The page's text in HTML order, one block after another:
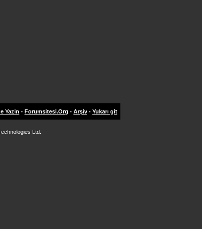
Yazin - Forumsitesi.Org - Arşiv - Yukarı git
Ltd.